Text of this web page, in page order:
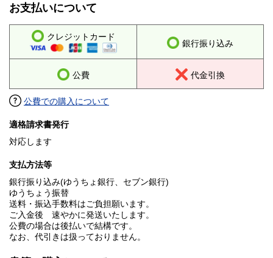
お支払いについて
クレジットカード
銀行振り込み
公費 代金引換
公費での購入について
適格請求書発行
対応します
支払方法等
銀行振り込み(ゆうちょ銀行、セブン銀行)
ゆうちょう振替
送料・振込手数料はご負担願います。
ご入金後 速やかに発送いたします。
公費の場合は後払いで結構です。
なお、代引きは扱っておりません。